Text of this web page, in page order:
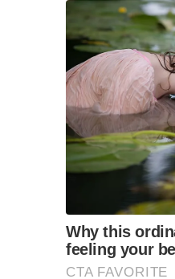
Mengulas
mengharungi
mulut’ secara
“Hubungan ini
meretakkan
Beliau
mengukuhkan
“Barisan Nasional
untuk terus